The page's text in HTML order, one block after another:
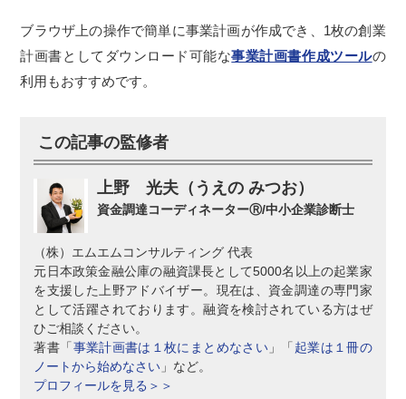
ブラウザ上の操作で簡単に事業計画が作成でき、1枚の創業
計画書としてダウンロード可能な事業計画書作成ツールの
利用もおすすめです。
この記事の監修者
上野 光夫（うえの みつお）
資金調達コーディネーターⓇ/中小企業診断士
（株）エムエムコンサルティング 代表
元日本政策金融公庫の融資課長として5000名以上の起業家
を支援した上野アドバイザー。現在は、資金調達の専門家
として活躍されております。融資を検討されている方はぜ
ひご相談ください。
著書「事業計画書は１枚にまとめなさい 」「 起業は１冊の
ノートから始めなさい 」など。
プロフィールを見る＞＞